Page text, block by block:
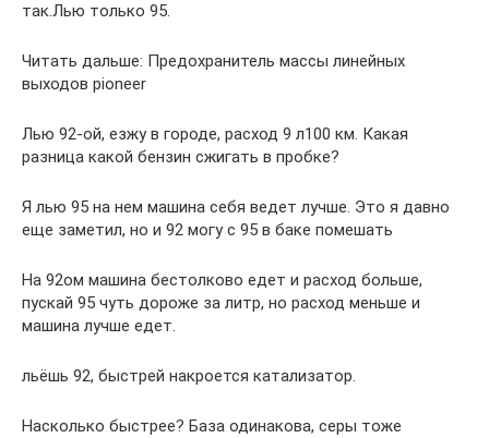
так.Лью только 95.
Читать дальше: Предохранитель массы линейных
выходов pioneer
Лью 92-ой, езжу в городе, расход 9 л100 км. Какая
разница какой бензин сжигать в пробке?
Я лью 95 на нем машина себя ведет лучше. Это я давно
еще заметил, но и 92 могу с 95 в баке помешать
На 92ом машина бестолково едет и расход больше,
пускай 95 чуть дороже за литр, но расход меньше и
машина лучше едет.
льёшь 92, быстрей накроется катализатор.
Насколько быстрее? База одинакова, серы тоже